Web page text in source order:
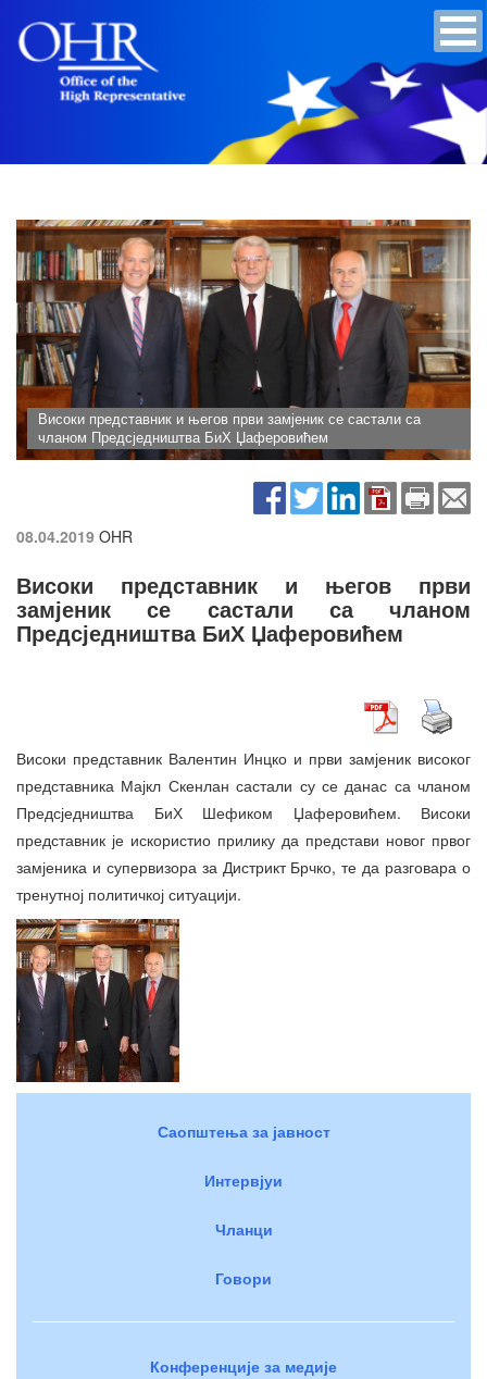
Високи представник и његов први замјеник се састали са
чланом Предсједништва БиХ Џаферовићем
08.04.2019 OHR
Високи представник и његов први
замјеник се састали са чланом
Предсједништва БиХ Џаферовићем
Високи представник Валентин Инцко и први замјеник високог
представника Мајкл Скенлан састали су се данас са чланом
Предсједништва БиХ Шефиком Џаферовићем. Високи
представник је искористио прилику да представи новог првог
замјеника и супервизора за Дистрикт Брчко, те да разговара о
тренутној политичкој ситуацији.
Саопштења за јавност
Интервјуи
Чланци
Говори
Конференције за медије